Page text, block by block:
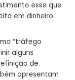
esse que
em dinheiro.
“tráfego
alguns
de
apresentam